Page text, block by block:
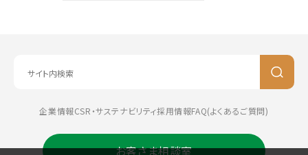
企業情報CSR・サステナビリティ採用情報FAQ(よくあるご質問)
お客さま相談室